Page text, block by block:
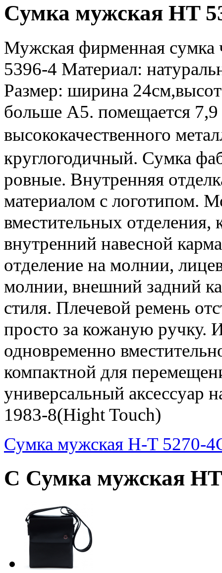
Сумка мужская HT
Мужская фирменная сумка
5396-4 Материал:
Размер: ширина
больше А5. помещается
высококачественного
круглогодичный. Сумка
ровные. Внутренняя
материалом с логотипом.
вместительных
внутренний навесной
отделение на молнии,
молнии, внешний задний
стиля. Плечевой ремень
просто за кожаную ручку.
одновременно
компактной для
универсальный аксессуар
1983-8(Hight Touch)
Сумка мужская H-T 5270-4
С Сумка мужская HT